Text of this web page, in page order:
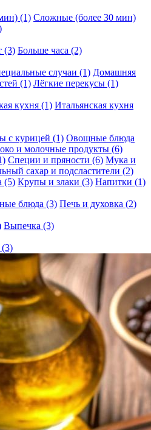
(1) Сложные (более 30 мин)
(3) Больше часа (2)
случаи (1) Домашняя
(1) Лёгкие перекусы (1)
кухня (1) Итальянская кухня
с курицей (1) Овощные блюда
и молочные продукты (6)
Специи и пряности (6) Мука и
сахар и подсластители (2)
(5) Крупы и злаки (3) Напитки (1)
блюда (3) Печь и духовка (2)
Выпечка (3)
(3)